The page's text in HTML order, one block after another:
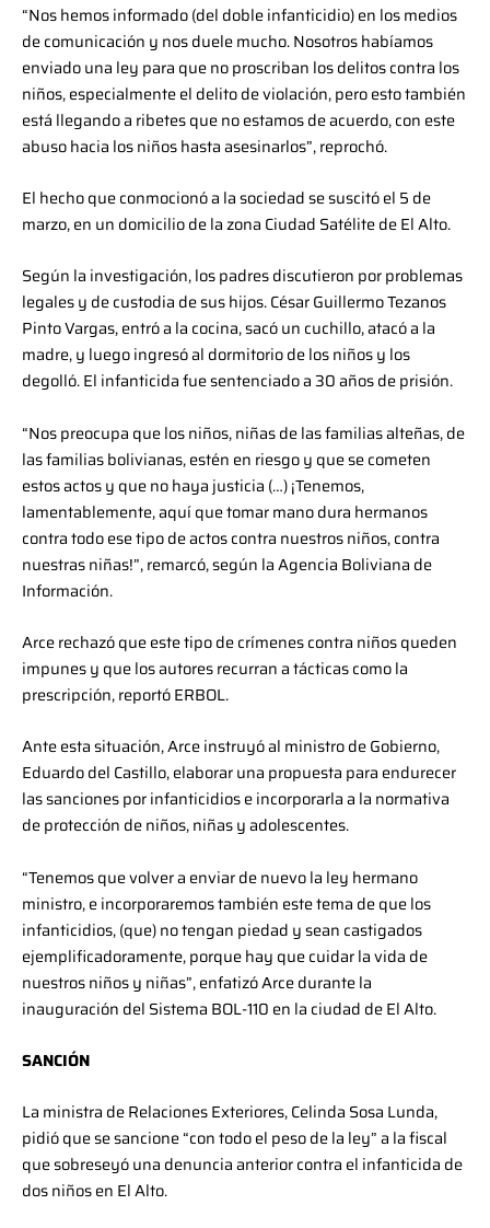
“Nos hemos informado (del doble infanticidio) en los medios
de comunicación y nos duele mucho. Nosotros habíamos
enviado una ley para que no proscriban los delitos contra los
niños, especialmente el delito de violación, pero esto también
está llegando a ribetes que no estamos de acuerdo, con este
abuso hacia los niños hasta asesinarlos”, reprochó.
El hecho que conmocionó a la sociedad se suscitó el 5 de
marzo, en un domicilio de la zona Ciudad Satélite de El Alto.
Según la investigación, los padres discutieron por problemas
legales y de custodia de sus hijos. César Guillermo Tezanos
Pinto Vargas, entró a la cocina, sacó un cuchillo, atacó a la
madre, y luego ingresó al dormitorio de los niños y los
degolló. El infanticida fue sentenciado a 30 años de prisión.
“Nos preocupa que los niños, niñas de las familias alteñas, de
las familias bolivianas, estén en riesgo y que se cometen
estos actos y que no haya justicia (…) ¡Tenemos,
lamentablemente, aquí que tomar mano dura hermanos
contra todo ese tipo de actos contra nuestros niños, contra
nuestras niñas!”, remarcó, según la Agencia Boliviana de
Información.
Arce rechazó que este tipo de crímenes contra niños queden
impunes y que los autores recurran a tácticas como la
prescripción, reportó ERBOL.
Ante esta situación, Arce instruyó al ministro de Gobierno,
Eduardo del Castillo, elaborar una propuesta para endurecer
las sanciones por infanticidios e incorporarla a la normativa
de protección de niños, niñas y adolescentes.
“Tenemos que volver a enviar de nuevo la ley hermano
ministro, e incorporaremos también este tema de que los
infanticidios, (que) no tengan piedad y sean castigados
ejemplificadoramente, porque hay que cuidar la vida de
nuestros niños y niñas”, enfatizó Arce durante la
inauguración del Sistema BOL-110 en la ciudad de El Alto.
SANCIÓN
La ministra de Relaciones Exteriores, Celinda Sosa Lunda,
pidió que se sancione “con todo el peso de la ley” a la fiscal
que sobreseyó una denuncia anterior contra el infanticida de
dos niños en El Alto.